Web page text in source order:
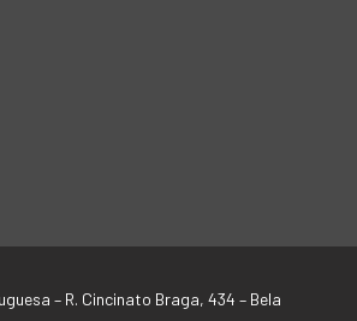
– R. Cincinato Braga, 434 – Bela